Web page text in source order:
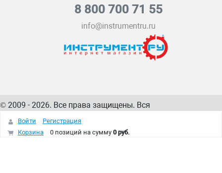
8 800 700 71 55
info@instrumentru.ru
© 2009 - 2026. Все права защищены. Вся
информация на сайте – собственность
интернет-магазина
Войти
Регистрация
Корзина
0 позиций на сумму 0 руб.